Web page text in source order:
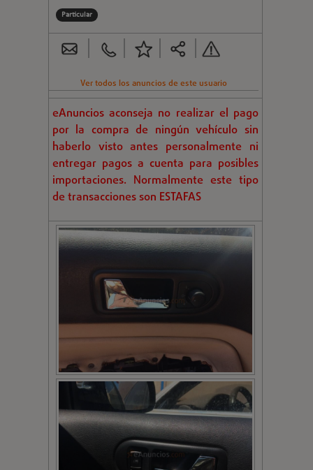
Particular
Ver todos los anuncios de este usuario
eAnuncios aconseja no realizar el pago
por la compra de ningún vehículo sin
haberlo visto antes personalmente ni
entregar pagos a cuenta para posibles
importaciones. Normalmente este tipo
de transacciones son ESTAFAS